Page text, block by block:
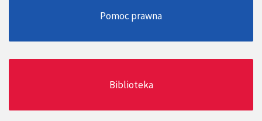
Pomoc prawna
Biblioteka